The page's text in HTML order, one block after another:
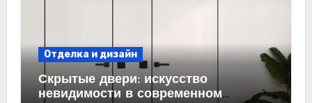
Отделка и дизайн
Скрытые двери: искусство
невидимости в современном